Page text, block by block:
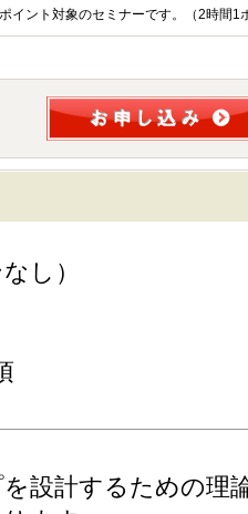
イント対象のセミナーです。（2時間1
し）
設計するための理